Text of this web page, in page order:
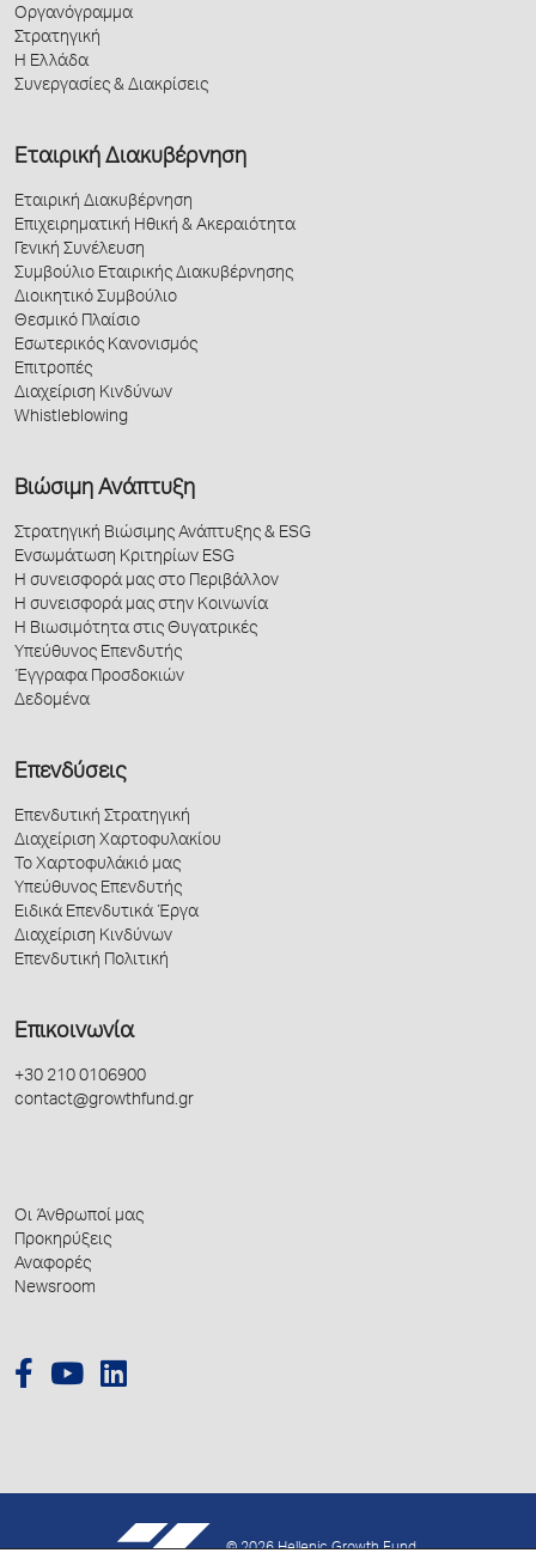
Οργανόγραμμα
Στρατηγική
Η Ελλάδα
Συνεργασίες & Διακρίσεις
Εταιρική Διακυβέρνηση
Εταιρική Διακυβέρνηση
Επιχειρηματική Ηθική & Ακεραιότητα
Γενική Συνέλευση
Συμβούλιο Εταιρικής Διακυβέρνησης
Διοικητικό Συμβούλιο
Θεσμικό Πλαίσιο
Εσωτερικός Κανονισμός
Επιτροπές
Διαχείριση Κινδύνων
Whistleblowing
Βιώσιμη Ανάπτυξη
Στρατηγική Βιώσιμης Ανάπτυξης & ESG
Ενσωμάτωση Κριτηρίων ESG
Η συνεισφορά μας στο Περιβάλλον
Η συνεισφορά μας στην Κοινωνία
Η Βιωσιμότητα στις Θυγατρικές
Υπεύθυνος Επενδυτής
Έγγραφα Προσδοκιών
Δεδομένα
Επενδύσεις
Επενδυτική Στρατηγική
Διαχείριση Χαρτοφυλακίου
Το Χαρτοφυλάκιό μας
Υπεύθυνος Επενδυτής
Ειδικά Επενδυτικά Έργα
Διαχείριση Κινδύνων
Επενδυτική Πολιτική
Επικοινωνία
+30 210 0106900
contact@growthfund.gr
Οι Άνθρωποί μας
Προκηρύξεις
Αναφορές
Newsroom
© 2026 Hellenic Growth Fund.